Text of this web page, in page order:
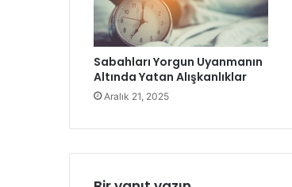
Sabahları Yorgun Uyanmanın
Altında Yatan Alışkanlıklar
Aralık 21, 2025